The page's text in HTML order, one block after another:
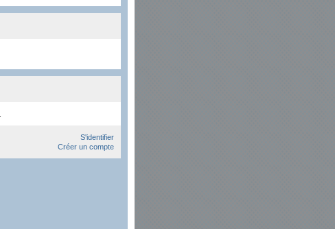
S'identifier
Créer un compte